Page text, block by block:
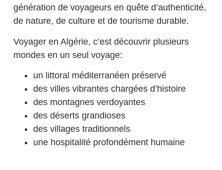
génération de voyageurs en quête d’authenticité,
de nature, de culture et de tourisme durable.
Voyager en Algérie, c’est découvrir plusieurs
mondes en un seul voyage:
un littoral méditerranéen préservé
des villes vibrantes chargées d’histoire
des montagnes verdoyantes
des déserts grandioses
des villages traditionnels
une hospitalité profondément humaine